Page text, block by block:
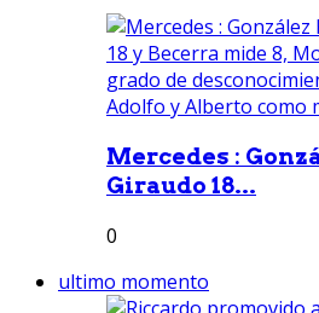
Mercedes :
Giraudo 18...
0
ultimo momento